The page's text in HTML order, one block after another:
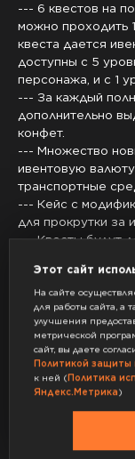
--- 6 квестов на
можно проходить
квеста дается
доступны с 5
персонажа, и с 1
--- За каждый
дополнительно
конфет.
--- Множество
ивентовую
транспортные
--- Кейс с
для прокрутки за
--- Квесты будут
МСК 1 декабря.
--- Конфеты 2024
игрокам только
декабря.
✏️Доработки и
- Снято нижнее
семей по
- Кладбище
Этот сайт
На сайте
для работы сайта, а
улучшения
метрической
сайт, вы даете
Политикой защиты
к ней (Политика
Яндекс.Метрика)